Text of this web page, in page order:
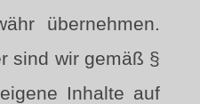
übernehmen.
sind wir gemäß §
Inhalte auf